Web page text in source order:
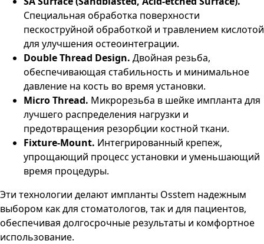
Специальная обработка поверхности
пескоструйной обработкой и травлением кислотой
для улучшения остеоинтеграции.
Double Thread Design. Двойная резьба,
обеспечивающая стабильность и минимальное
давление на кость во время установки.
Micro Thread. Микрорезьба в шейке импланта для
лучшего распределения нагрузки и
предотвращения резорбции костной ткани.
Fixture-Mount. Интегрированный крепеж,
упрощающий процесс установки и уменьшающий
время процедуры.
Эти технологии делают импланты Osstem надежным
выбором как для стоматологов, так и для пациентов,
обеспечивая долгосрочные результаты и комфортное
использование.